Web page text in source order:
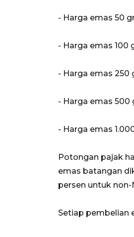
‎- ⁠Harga emas 50
‎- ⁠Harga emas 100
‎- ⁠Harga emas 250
‎- ⁠Harga emas 500
‎- ⁠Harga emas
‎‎Potongan pajak
emas batangan
persen untuk non-
‎Setiap pembelian